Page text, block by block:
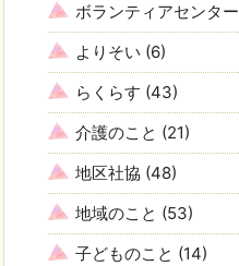
ボランティアセンター
よりそい (6)
らくらす (43)
介護のこと (21)
地区社協 (48)
地域のこと (53)
子どものこと (14)